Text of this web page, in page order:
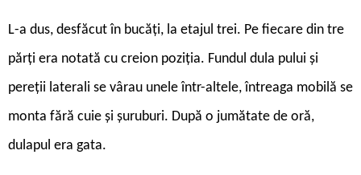
L-a dus, desfăcut în bucăți, la etajul trei. Pe fiecare din tre
părți era notată cu creion poziția. Fundul dula pului și
pereții laterali se vârau unele într-altele, întreaga mobilă se
monta fără cuie și șuruburi. După o jumătate de oră,
dulapul era gata.